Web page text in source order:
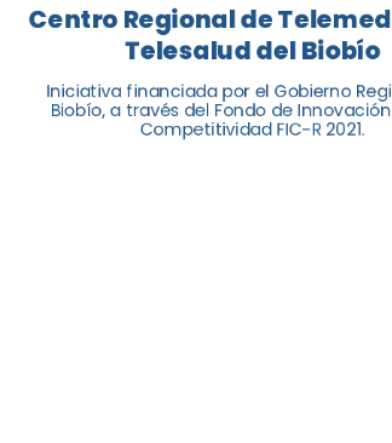
Centro Regional de
Telesalud del Biobío
Iniciativa financiada por el Gobierno
Biobío, a través del Fondo de
Competitividad FIC-R 2021.